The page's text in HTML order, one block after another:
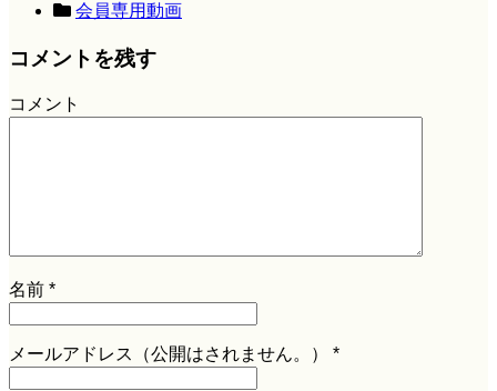
会員専用動画
コメントを残す
コメント
名前 *
メールアドレス（公開はされません。） *